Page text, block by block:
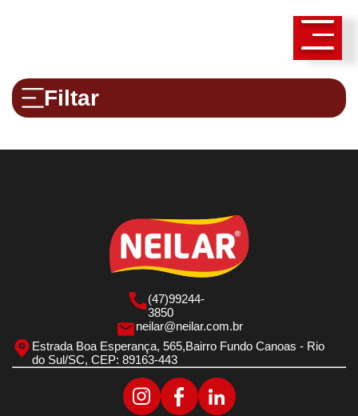
Filtar
(47)99244-
3850
neilar@neilar.com.br
Estrada Boa Esperança, 565,Bairro Fundo Canoas - Rio
do Sul/SC, CEP: 89163-443